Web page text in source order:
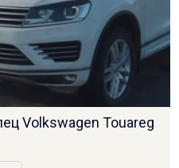
Volkswagen Touareg